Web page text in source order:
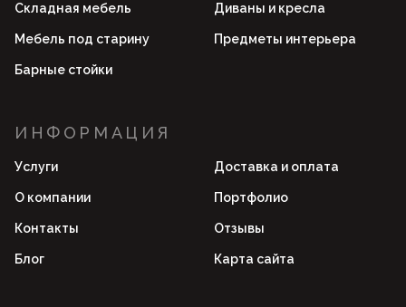
Складная мебель Диваны и кресла
Мебель под старину Предметы интерьера
Барные стойки
ИНФОРМАЦИЯ
Услуги Доставка и оплата
О компании Портфолио
Контакты Отзывы
Блог Карта сайта